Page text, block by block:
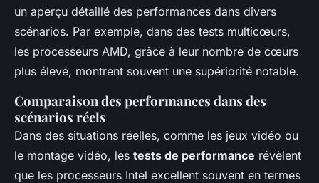
un aperçu détaillé des performances dans divers
scénarios. Par exemple, dans des tests multicœurs,
les processeurs AMD, grâce à leur nombre de cœurs
plus élevé, montrent souvent une supériorité notable.
Comparaison des performances dans des
scénarios réels
Dans des situations réelles, comme les jeux vidéo ou
le montage vidéo, les tests de performance révèlent
que les processeurs Intel excellent souvent en termes